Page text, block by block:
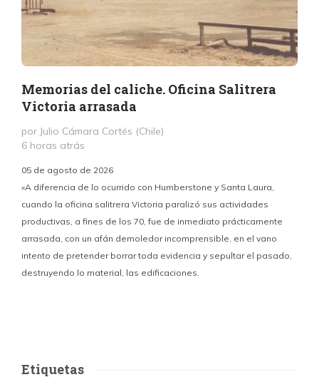
Memorias del caliche. Oficina Salitrera
Victoria arrasada
por Julio Cámara Cortés (Chile)
6 horas atrás
05 de agosto de 2026
«A diferencia de lo ocurrido con Humberstone y Santa Laura,
cuando la oficina salitrera Victoria paralizó sus actividades
productivas, a fines de los 70, fue de inmediato prácticamente
arrasada, con un afán demoledor incomprensible, en el vano
intento de pretender borrar toda evidencia y sepultar el pasado,
destruyendo lo material, las edificaciones.
Etiquetas